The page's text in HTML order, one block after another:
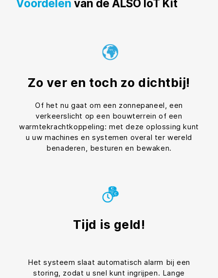
Voordelen van de ALSO IoT Kit
Zo ver en toch zo dichtbij!
Of het nu gaat om een zonnepaneel, een
verkeerslicht op een bouwterrein of een
warmtekrachtkoppeling: met deze oplossing kunt
u uw machines en systemen overal ter wereld
benaderen, besturen en bewaken.
Tijd is geld!
Het systeem slaat automatisch alarm bij een
storing, zodat u snel kunt ingrijpen. Lange